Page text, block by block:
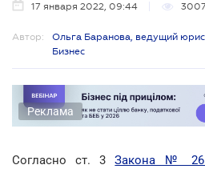
17 января 2022, 09:44
Автор:
Ольга Баранова, ведущий
Бизнес
Реклама
Согласно ст. 3Закона №